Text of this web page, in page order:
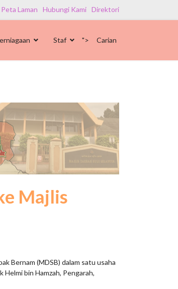
Peta Laman Hubungi Kami Direktori
Staf "> Carian
Majlis
Bernam (MDSB) dalam satu usaha
bin Hamzah, Pengarah,